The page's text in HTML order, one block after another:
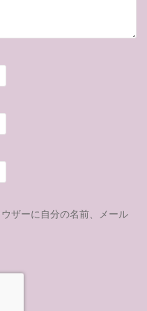
ザーに自分の名前、メール